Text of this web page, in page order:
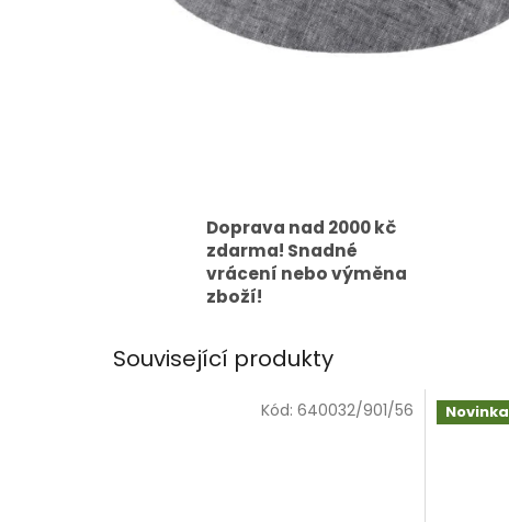
Doprava nad 2000 kč
zdarma! Snadné
vrácení nebo výměna
zboží!
Související produkty
Kód: 640032/901/56 Novinka